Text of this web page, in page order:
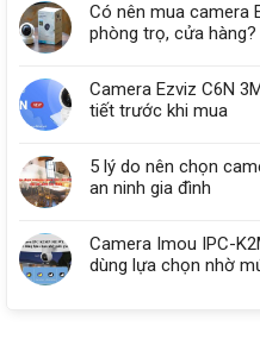
Có nên mua camera
phòng trọ, cửa hàng?
Camera Ezviz C6N
tiết trước khi mua
5 lý do nên chọn
an ninh gia đình
Camera Imou IPC-
dùng lựa chọn nhờ